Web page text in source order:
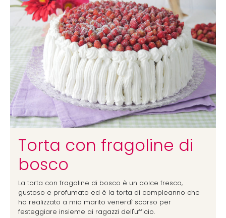
Torta con fragoline di
bosco
La torta con fragoline di bosco è un dolce fresco,
gustoso e profumato ed è la torta di compleanno che
ho realizzato a mio marito venerdì scorso per
festeggiare insieme ai ragazzi dell'ufficio.